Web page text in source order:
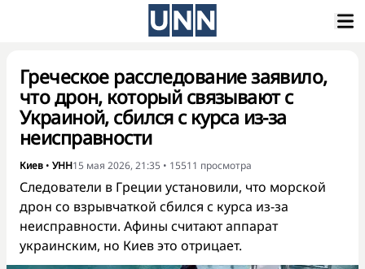
Греческое расследование заявило,
что дрон, который связывают с
Украиной, сбился с курса из-за
неисправности
Киев • УНН15 мая 2026, 21:35 • 15511 просмотра
Следователи в Греции установили, что морской
дрон со взрывчаткой сбился с курса из-за
неисправности. Афины считают аппарат
украинским, но Киев это отрицает.